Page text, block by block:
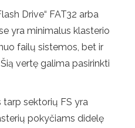
Drive“ FAT32 arba
yra minimalus klasterio
failų sistemos, bet ir
vertę galima pasirinkti
tarp sektorių FS yra
pokyčiams didelę